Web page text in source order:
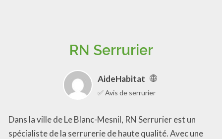
RN Serrurier
AideHabitat
✅ Avis de serrurier
Dans la ville de Le Blanc-Mesnil, RN Serrurier est un
spécialiste de la serrurerie de haute qualité. Avec une